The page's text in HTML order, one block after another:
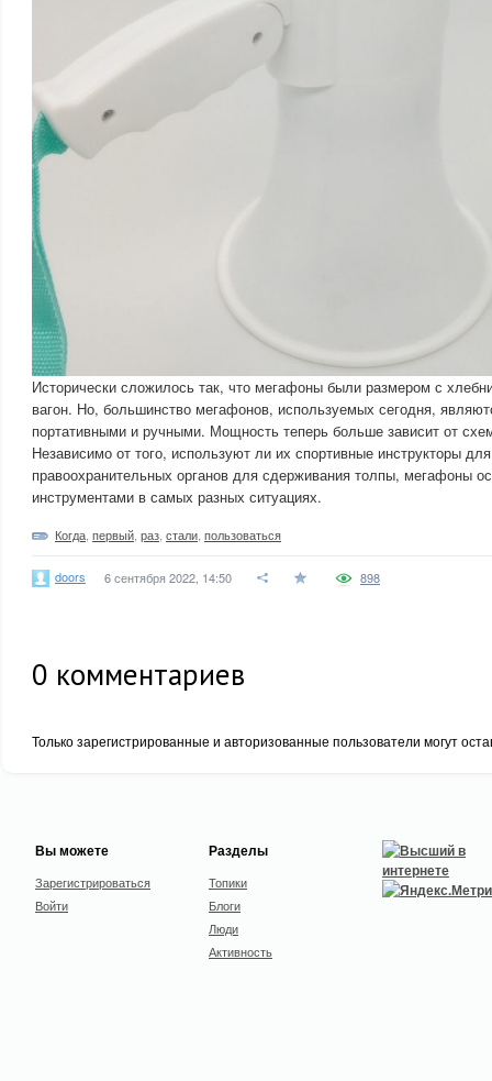
Исторически сложилось так, что мегафоны были размером с
вагон. Но, большинство мегафонов, используемых сегодня,
портативными и ручными. Мощность теперь больше зависит от
Независимо от того, используют ли их спортивные инструкторы
правоохранительных органов для сдерживания толпы, мегафоны
инструментами в самых разных ситуациях.
Когда первый раз стали пользоваться
doors 6 сентября 2022, 14:50 898
0 комментариев
Только зарегистрированные и авторизованные пользователи могут
Вы можете
Зарегистрироваться
Войти
Разделы
Топики
Блоги
Люди
Активность